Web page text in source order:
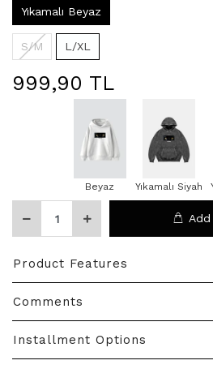
Yıkamalı Beyaz
S/M L/XL
999,90 TL
Beyaz Yıkamalı Siyah
Product Features
Comments
Installment Options